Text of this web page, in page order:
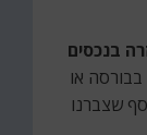
בנכסים
או
שצברנו